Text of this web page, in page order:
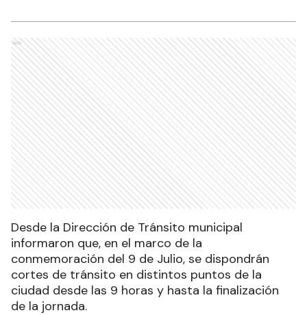
Ads
Desde la Dirección de Tránsito municipal
informaron que, en el marco de la
conmemoración del 9 de Julio, se dispondrán
cortes de tránsito en distintos puntos de la
ciudad desde las 9 horas y hasta la finalización
de la jornada.